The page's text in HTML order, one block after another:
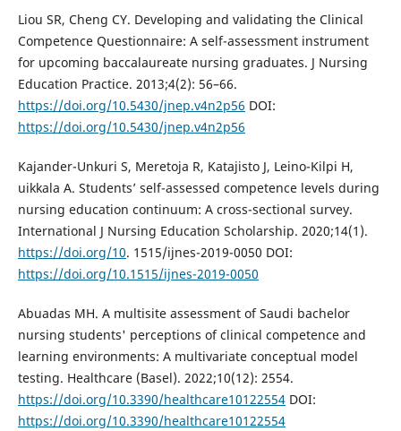
Liou SR, Cheng CY. Developing and validating the Clinical
Competence Questionnaire: A self-assessment instrument
for upcoming baccalaureate nursing graduates. J Nursing
Education Practice. 2013;4(2): 56–66.
https://doi.org/10.5430/jnep.v4n2p56 DOI:
https://doi.org/10.5430/jnep.v4n2p56
Kajander-Unkuri S, Meretoja R, Katajisto J, Leino-Kilpi H,
uikkala A. Students’ self-assessed competence levels during
nursing education continuum: A cross-sectional survey.
International J Nursing Education Scholarship. 2020;14(1).
https://doi.org/10. 1515/ijnes-2019-0050 DOI:
https://doi.org/10.1515/ijnes-2019-0050
Abuadas MH. A multisite assessment of Saudi bachelor
nursing students' perceptions of clinical competence and
learning environments: A multivariate conceptual model
testing. Healthcare (Basel). 2022;10(12): 2554.
https://doi.org/10.3390/healthcare10122554DOI:
https://doi.org/10.3390/healthcare10122554